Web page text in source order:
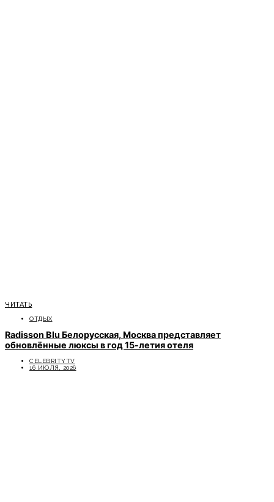
ЧИТАТЬ
ОТДЫХ
Radisson Blu Белорусская, Москва представляет
обновлённые люксы в год 15-летия отеля
CELEBRITYTV
16 ИЮЛЯ, 2026